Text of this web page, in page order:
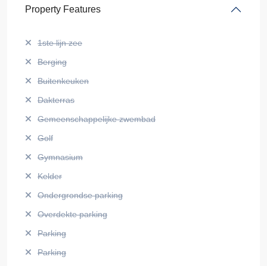
Property Features
1ste lijn zee
Berging
Buitenkeuken
Dakterras
Gemeenschappelijke zwembad
Golf
Gymnasium
Kelder
Ondergrondse parking
Overdekte parking
Parking
Parking